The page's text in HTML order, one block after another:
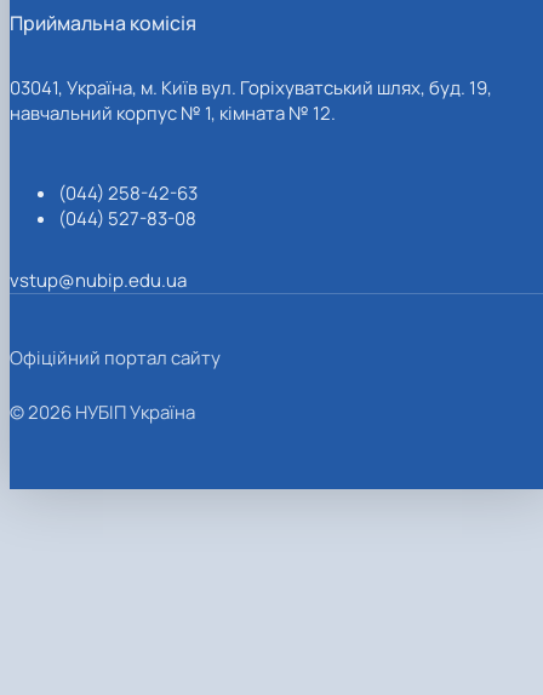
Приймальна комісія
03041, Україна, м. Київ вул. Горіхуватський шлях, буд. 19,
навчальний корпус № 1, кімната № 12.
(044) 258-42-63
(044) 527-83-08
vstup@nubip.edu.ua
Офіційний портал сайту
© 2026 НУБІП Україна